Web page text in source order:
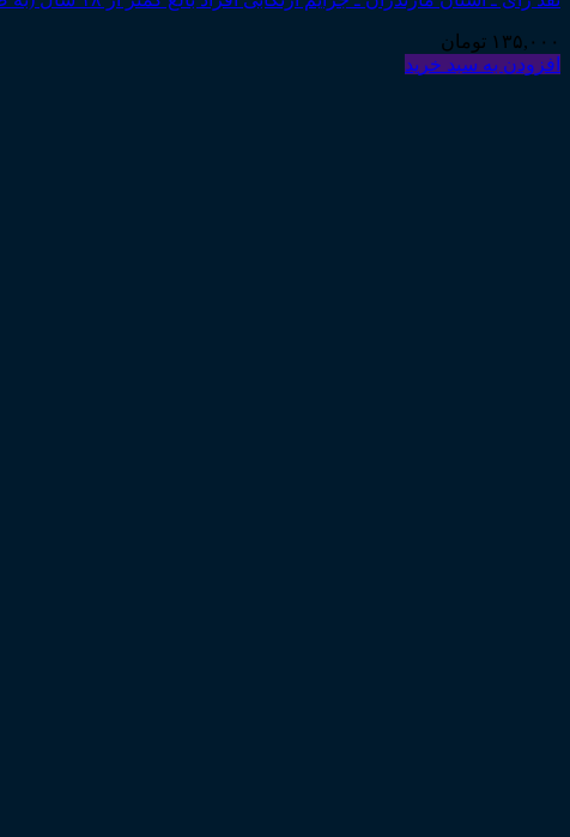
۱۳۵,۰۰۰ تومان
افزودن به سبد خرید